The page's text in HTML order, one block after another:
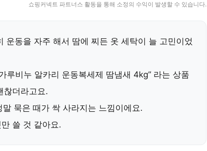
쇼핑커넥트 파트너스 활동을 통해 소정의 수익이 발생할 수 있습니다.
운동을 자주 해서 땀에 찌든 옷 세탁이 늘 고민이었
루비누 알카리 운동복세제 땀냄새 4kg” 라는 상품
찮더라고요.
묵은 때가 싹 사라지는 느낌이에요.
쓸 것 같아요.